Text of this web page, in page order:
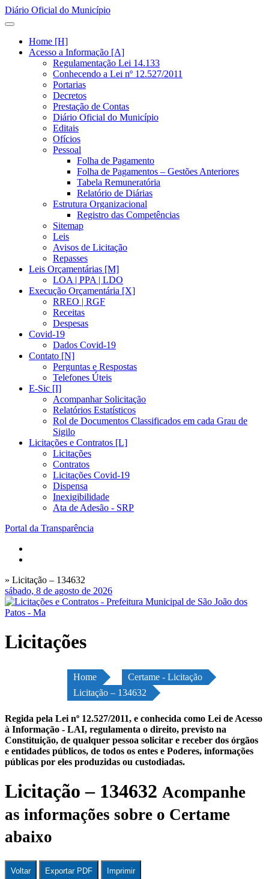
Diário Oficial do Município
Home [H]
Acesso a Informação [A]
Regulamentação Lei 14.133
Conhecendo a Lei nº 12.527/2011
Portarias
Decretos
Prestação de Contas
Diário Oficial do Município
Editais
Ofícios
Pessoal
Folha de Pagamento
Folha de Pagamentos – Gestões Anteriores
Tabela Remuneratória
Relatório de Diárias
Estrutura Organizacional
Registro das Competências
Sitemap
Leis
Avisos de Licitação
Repasses
Leis Orçamentárias [M]
LOA | PPA | LDO
Execução Orçamentária [X]
RREO | RGF
Receitas
Despesas
Covid-19
Dados Covid-19
Contato [N]
Perguntas e Respostas
Telefones Úteis
E-Sic [I]
Acompanhar Solicitação
Relatórios Estatísticos
Rol de Documentos Classificados em cada Grau de
Sigilo
Licitações e Contratos [L]
Licitações
Contratos
Licitações Covid-19
Dispensa
Inexigibilidade
Ata de Adesão - SRP
Portal da Transparência
» Licitação – 134632
sábado, 8 de agosto de 2026
Licitações
Home
Certame - Licitação
Licitação – 134632
Regida pela Lei nº 12.527/2011, e conhecida como Lei de Acesso
à Informação - LAI, regulamenta o direito, previsto na
Constituição, de qualquer pessoa solicitar e receber dos órgãos
e entidades públicos, de todos os entes e Poderes, informações
públicas por eles produzidas ou custodiadas.
Licitação – 134632 Acompanhe
as informações sobre o Certame
abaixo
Voltar Exportar PDF Imprimir